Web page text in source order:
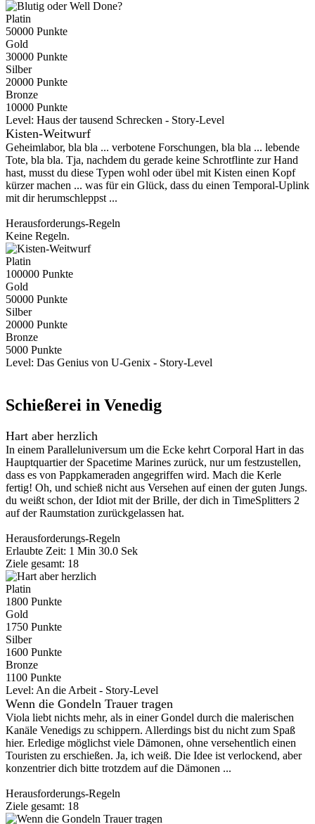
Platin
50000 Punkte
Gold
30000 Punkte
Silber
20000 Punkte
Bronze
10000 Punkte
Level: Haus der tausend Schrecken - Story-Level
Kisten-Weitwurf
Geheimlabor, bla bla ... verbotene Forschungen, bla bla ... lebende
Tote, bla bla. Tja, nachdem du gerade keine Schrotflinte zur Hand
hast, musst du diese Typen wohl oder übel mit Kisten einen Kopf
kürzer machen ... was für ein Glück, dass du einen Temporal-Uplink
mit dir herumschleppst ...
Herausforderungs-Regeln
Keine Regeln.
Platin
100000 Punkte
Gold
50000 Punkte
Silber
20000 Punkte
Bronze
5000 Punkte
Level: Das Genius von U-Genix - Story-Level
Schießerei in Venedig
Hart aber herzlich
In einem Paralleluniversum um die Ecke kehrt Corporal Hart in das
Hauptquartier der Spacetime Marines zurück, nur um festzustellen,
dass es von Pappkameraden angegriffen wird. Mach die Kerle
fertig! Oh, und schieß nicht aus Versehen auf einen der guten Jungs.
du weißt schon, der Idiot mit der Brille, der dich in TimeSplitters 2
auf der Raumstation zurückgelassen hat.
Herausforderungs-Regeln
Erlaubte Zeit: 1 Min 30.0 Sek
Ziele gesamt: 18
Platin
1800 Punkte
Gold
1750 Punkte
Silber
1600 Punkte
Bronze
1100 Punkte
Level: An die Arbeit - Story-Level
Wenn die Gondeln Trauer tragen
Viola liebt nichts mehr, als in einer Gondel durch die malerischen
Kanäle Venedigs zu schippern. Allerdings bist du nicht zum Spaß
hier. Erledige möglichst viele Dämonen, ohne versehentlich einen
Touristen zu erschießen. Ja, ich weiß. Die Idee ist verlockend, aber
konzentrier dich bitte trotzdem auf die Dämonen ...
Herausforderungs-Regeln
Ziele gesamt: 18